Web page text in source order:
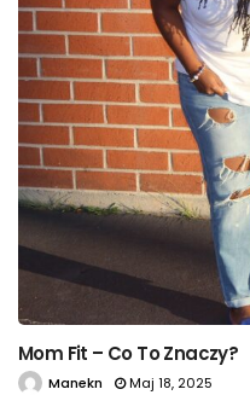
Mom Fit – Co To Znaczy?
Manekn Maj 18, 2025